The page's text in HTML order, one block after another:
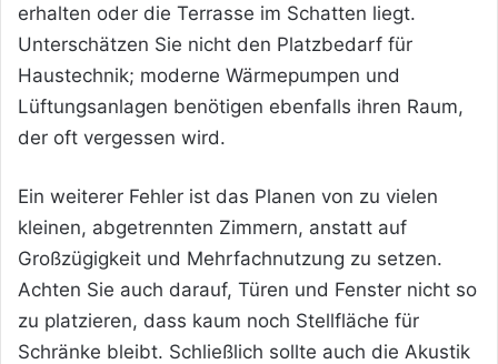
erhalten oder die Terrasse im Schatten liegt.
Unterschätzen Sie nicht den Platzbedarf für
Haustechnik; moderne Wärmepumpen und
Lüftungsanlagen benötigen ebenfalls ihren Raum,
der oft vergessen wird.
Ein weiterer Fehler ist das Planen von zu vielen
kleinen, abgetrennten Zimmern, anstatt auf
Großzügigkeit und Mehrfachnutzung zu setzen.
Achten Sie auch darauf, Türen und Fenster nicht so
zu platzieren, dass kaum noch Stellfläche für
Schränke bleibt. Schließlich sollte auch die Akustik